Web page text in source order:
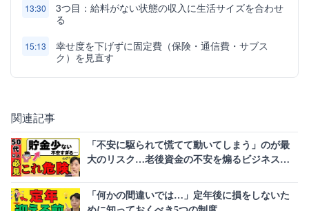
13:30
3つ目：給料がない状態の収入に生活サイズを合わせ
る
15:13
幸せ度を下げずに固定費（保険・通信費・サブス
ク）を見直す
関連記事
「不安に駆られて慌てて動いてしまう」のが最
大のリスク…老後資金の不安を煽るビジネスの
「何かの間違いでは…」定年後に損をしないた